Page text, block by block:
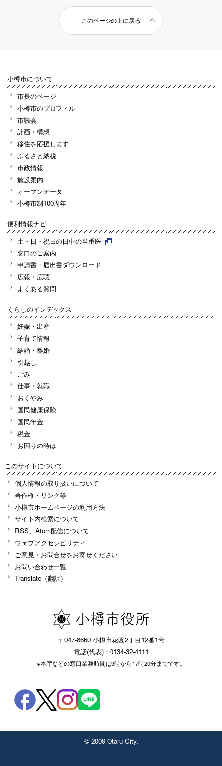
このページの上に戻る
小樽市について
市長のページ
小樽市のプロフィル
市議会
計画・構想
移住を応援します
ふるさと納税
市政情報
施設案内
オープンデータ
小樽市制100周年
便利情報ナビ
土・日・祝日の日中の当番医
窓口のご案内
申請書・届出書ダウンロード
広報・広聴
よくある質問
くらしのインデックス
妊娠・出産
子育て情報
結婚・離婚
引越し
ごみ
仕事・就職
おくやみ
国民健康保険
国民年金
税金
お困りの時は
このサイトについて
個人情報の取り扱いについて
著作権・リンク等
小樽市ホームページの利用方法
サイト内検索について
RSS、Atom配信について
ウェブアクセシビリティ
ご意見・お問合せをお寄せください
お問い合わせ一覧
Translate（翻訳）
〒047-8660 小樽市花園2丁目12番1号
電話(代表)：0134-32-4111
※本庁などの窓口業務時間は9時から17時20分までです。
© 2009 Otaru City.